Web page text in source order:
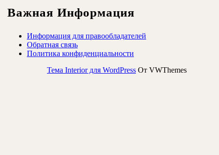
Важная Информация
Информация для правообладателей
Обратная связь
Политика конфиденциальности
Тема Interior для WordPress От VWThemes